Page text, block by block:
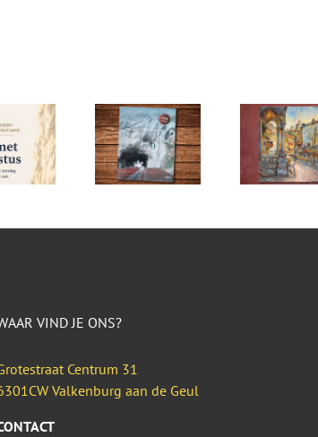
VIND JE ONS?
Centrum 31
Valkenburg aan de Geul